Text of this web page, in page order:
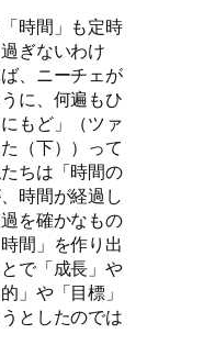
時間」も定時
ぎないわけ
、ニーチェが
に、何遍もひ
もど」（ツァ
（下））って
ちは「時間の
時間が経過し
を確かなもの
間」を作り出
で「成長」や
」や「目標」
としたのでは